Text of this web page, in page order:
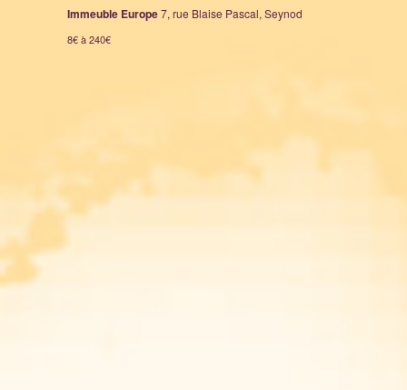
Immeuble Europe7, rue Blaise Pascal, Seynod
8€ à 240€